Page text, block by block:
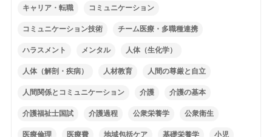
キャリア・転職 コミュニケーション
コミュニケーション技術 チーム医療・多職種連携
ハラスメント メンタル 人体（生化学）
人体（解剖・疾病） 人材教育 人間の尊厳と自立
人間関係とコミュニケーション 介護 介護の基本
介護福祉士国試 介護過程 公衆栄養学 公衆衛生
医療倫理 医療費 地域包括ケア 基礎栄養学 小児